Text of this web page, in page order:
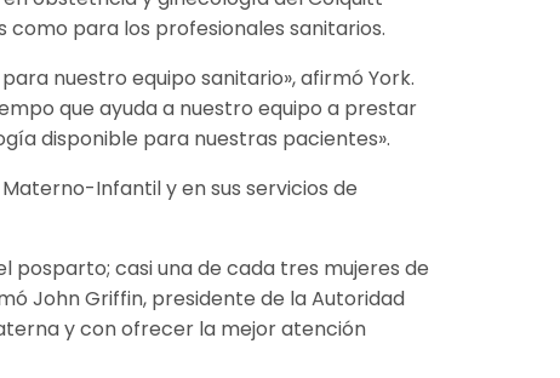
para los profesionales sanitarios.
nuestro equipo sanitario», afirmó York.
que ayuda a nuestro equipo a prestar
disponible para nuestras pacientes».
Infantil y en sus servicios de
posparto; casi una de cada tres mujeres de
John Griffin, presidente de la Autoridad
y con ofrecer la mejor atención